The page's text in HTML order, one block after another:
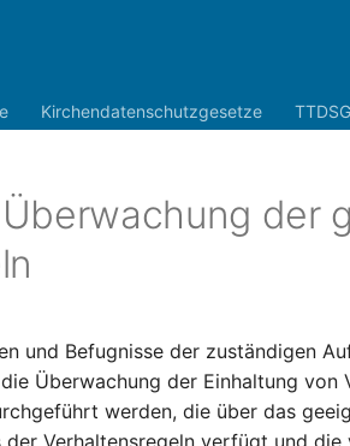
Kirchendatenschutzgesetze TTDSG
Überwachung der
und Befugnisse der zuständigen
Überwachung der Einhaltung von
werden, die über das
der Verhaltensregeln verfügt und